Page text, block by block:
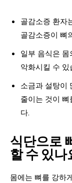
골감소증 환자
골감소증이 뼈
일부 음식은
악화시킬 수 있
소금과 설탕이
줄이는 것이
다.
식단으로
할 수 있나
몸에는 뼈를 강하